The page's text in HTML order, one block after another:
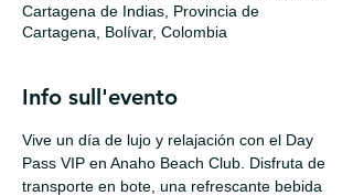
Cartagena de Indias, Provincia de
Cartagena, Bolívar, Colombia
Info sull'evento
Vive un día de lujo y relajación con el Day
Pass VIP en Anaho Beach Club. Disfruta de
transporte en bote, una refrescante bebida